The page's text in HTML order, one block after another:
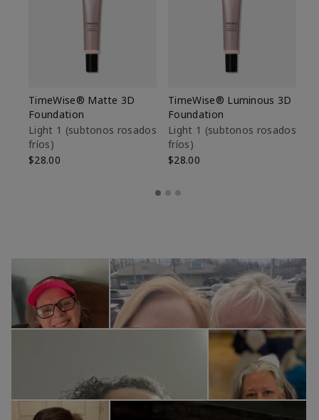
TimeWise® Matte 3D
Foundation
Light 1​ (subtonos rosados
fríos)
$28.00
TimeWise® Luminous 3D
Foundation
Light 1​ (subtonos rosados
fríos)
$28.00